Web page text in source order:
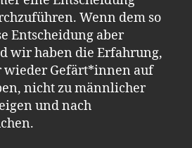
Wenn dem so
Entscheidung aber
wir haben die Erfahrung,
wieder Gefärt*innen auf
nicht zu männlicher
und nach